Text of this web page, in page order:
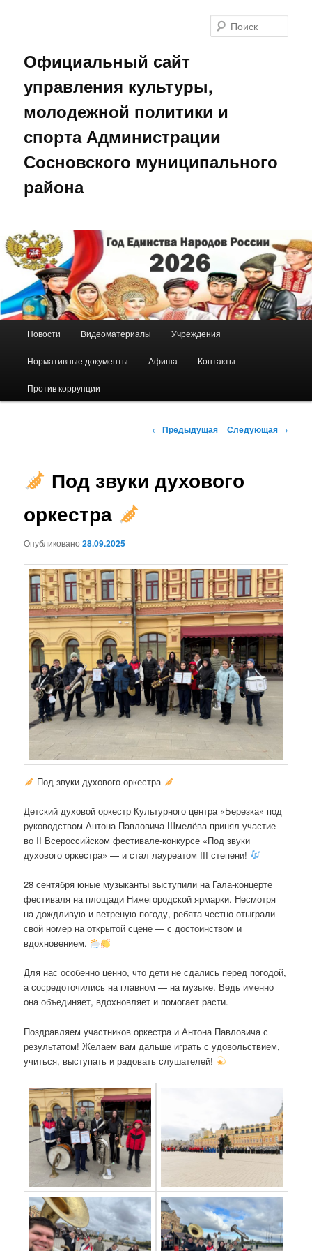
Официальный сайт
управления культуры,
молодежной политики и
спорта Администрации
Сосновского муниципального
района
Перейти
к
основному
Новости Видеоматериалы Учреждения
Нормативные документы Афиша Контакты
Против коррупции
Навигация
← Предыдущая Следующая →
Под звуки духового
оркестра
Опубликовано28.09.2025
Под звуки духового оркестра
Детский духовой оркестр Культурного центра «Березка» под
руководством Антона Павловича Шмелёва принял участие
во II Всероссийском фестивале-конкурсе «Под звуки
духового оркестра» — и стал лауреатом III степени!
28 сентября юные музыканты выступили на Гала-концерте
фестиваля на площади Нижегородской ярмарки. Несмотря
на дождливую и ветреную погоду, ребята честно отыграли
свой номер на открытой сцене — с достоинством и
вдохновением.
Для нас особенно ценно, что дети не сдались перед погодой,
а сосредоточились на главном — на музыке. Ведь именно
она объединяет, вдохновляет и помогает расти.
Поздравляем участников оркестра и Антона Павловича с
результатом! Желаем вам дальше играть с удовольствием,
учиться, выступать и радовать слушателей!